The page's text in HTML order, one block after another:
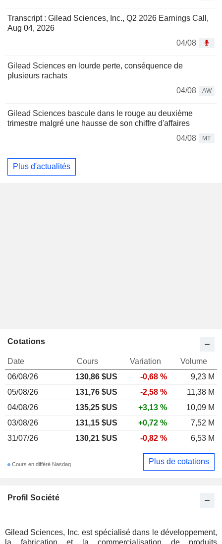
Transcript : Gilead Sciences, Inc., Q2 2026 Earnings Call,
Aug 04, 2026
04/08
Gilead Sciences en lourde perte, conséquence de
plusieurs rachats
04/08
AW
Gilead Sciences bascule dans le rouge au deuxième
trimestre malgré une hausse de son chiffre d'affaires
04/08
MT
Plus d'actualités
Profil Société
Gilead Sciences, Inc. est spécialisé dans le développement,
la fabrication et la commercialisation de produits
Cotations
Date Cours Variation
Volume
06/08/26
130,86 $US -0,68 %
9,23 M
05/08/26
131,76 $US -2,58 %
11,38 M
04/08/26
135,25 $US +3,13 %
10,09 M
03/08/26
131,15 $US +0,72 %
7,52 M
31/07/26
130,21 $US -0,82 % 6,53 M
Cours en différé Nasdaq Plus de cotations